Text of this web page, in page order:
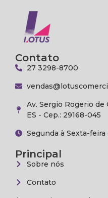
Contato
27 3298-8700
Av. Sergio Rogerio de
ES - Cep.: 29168-045
Segunda à Sexta-feira
Principal
Sobre nós
Contato